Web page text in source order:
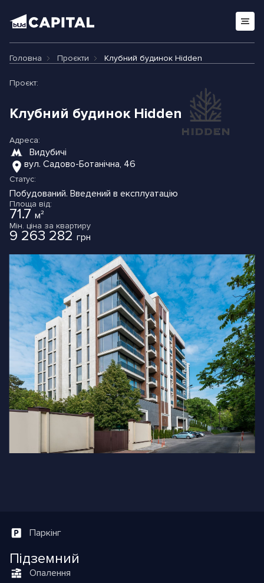
Головна Проєкти Клубний будинок Hidden
Проєкт:
Клубний будинок Hidden
Адреса:
Видубичі
вул. Садово-Ботанічна, 46
Статус:
Побудований. Введений в експлуатацію
Площа від:
71.7 м²
Мін. ціна за квартиру
9 263 282 грн
Паркінг
Підземний
Опалення